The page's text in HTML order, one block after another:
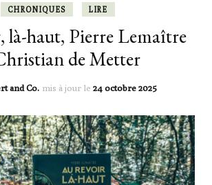
CHRONIQUES LIRE
là-haut, Pierre Lemaître
de Metter
and Co. mis à jour le 24 octobre 2025